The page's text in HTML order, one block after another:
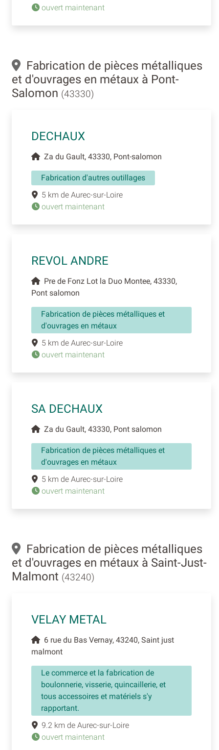
ouvert maintenant
Fabrication de pièces métalliques
et d'ouvrages en métaux à Pont-
Salomon (43330)
DECHAUX
Za du Gault, 43330, Pont-salomon
Fabrication d'autres outillages
5 km de Aurec-sur-Loire
ouvert maintenant
REVOL ANDRE
Pre de Fonz Lot la Duo Montee, 43330,
Pont salomon
Fabrication de pièces métalliques et
d'ouvrages en métaux
5 km de Aurec-sur-Loire
ouvert maintenant
SA DECHAUX
Za du Gault, 43330, Pont salomon
Fabrication de pièces métalliques et
d'ouvrages en métaux
5 km de Aurec-sur-Loire
ouvert maintenant
Fabrication de pièces métalliques
et d'ouvrages en métaux à Saint-Just-
Malmont (43240)
VELAY METAL
6 rue du Bas Vernay, 43240, Saint just
malmont
Le commerce et la fabrication de
boulonnerie, visserie, quincaillerie, et
tous accessoires et matériels s'y
rapportant.
9.2 km de Aurec-sur-Loire
ouvert maintenant